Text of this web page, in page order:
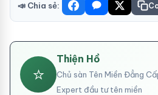
📣 Chia sẻ:
⭐
Thiện Hồ
Chủ sàn Tên Miền Đẳng
Expert đầu tư tên miền